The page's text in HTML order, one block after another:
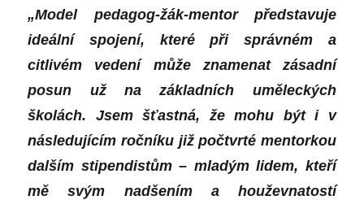
„Model pedagog-žák-mentor představuje
ideální spojení, které při správném a
citlivém vedení může znamenat zásadní
posun už na základních uměleckých
školách. Jsem šťastná, že mohu být i v
následujícím ročníku již počtvrté mentorkou
dalším stipendistům – mladým lidem, kteří
mě svým nadšením a houževnatostí